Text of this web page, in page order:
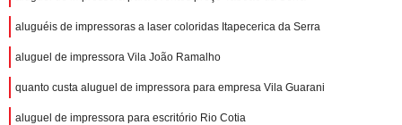
aluguéis de impressoras a laser coloridas Itapecerica da Serra
aluguel de impressora Vila João Ramalho
quanto custa aluguel de impressora para empresa Vila Guarani
aluguel de impressora para escritório Rio Cotia